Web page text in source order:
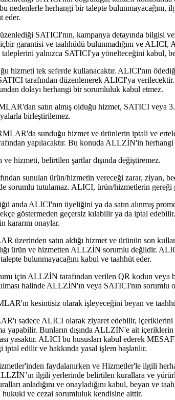
herhangi bir talepte bulunmayacağını,
eder.
SATICI'nın, kampanya detayında bilgisi
garantisi ve taahhüdü bulunmadığını ve
taleplerini yalnızca SATICI'ya yönelteceğini kabul,
hizmeti tek seferde kullanacaktır. ALICI'nın
SATICI tarafından düzenlenerek ALICI'ya
dolayı herhangi bir sorumluluk kabul etmez.
satın almış olduğu hizmet, SATICI veya
birleştirilemez.
sunduğu hizmet ve ürünlerin iptali ve
yapılacaktır. Bu konuda ALLZİN'in
ve hizmeti, belirtilen şartlar dışında değiştiremez.
sunulan ürün/hizmetin vereceği zarar, ziyan,
sorumlu tutulamaz. ALICI, ürün/hizmetlerin gereği
anda ALICI'nın üyeliğini ya da satın alınmış
göstermeden geçersiz kılabilir ya da iptal
onaylar.
üzerinden satın aldığı hizmet ve ürünün son
ürün ve hizmetten ALLZİN sorumlu değildir.
bulunmayacağını kabul ve taahhüt eder.
için ALLZİN tarafından verilen QR kodun veya
halinde ALLZİN'ın veya SATICI'nın sorumlu
kesintisiz olarak işleyeceğini beyan ve
sadece ALICI olarak ziyaret edebilir, içeriklerini
yapabilir. Bunların dışında ALLZİN'e ait içeriklerin
yasaktır. ALICI bu hususları kabul ederek
edilir ve hakkında yasal işlem başlatılır.
faydalanırken ve Hizmetler'le ilgili
ilgili yerlerinde belirtilen kurallara ve
anladığını ve onayladığını kabul, beyan ve
ve cezai sorumluluk kendisine aittir.